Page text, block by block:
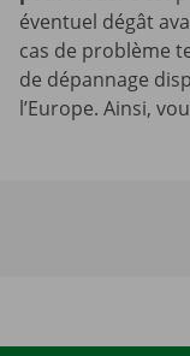
éventuel dégât
cas de problème
de dépannage
l’Europe. Ainsi,